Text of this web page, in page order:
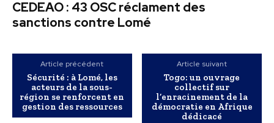
CEDEAO : 43 OSC réclament des
sanctions contre Lomé
Article précédent
Sécurité : à Lomé, les
acteurs de la sous-
région se renforcent en
gestion des ressources
Article suivant
Togo: un ouvrage
collectif sur
l’enracinement de la
démocratie en Afrique
dédicacé